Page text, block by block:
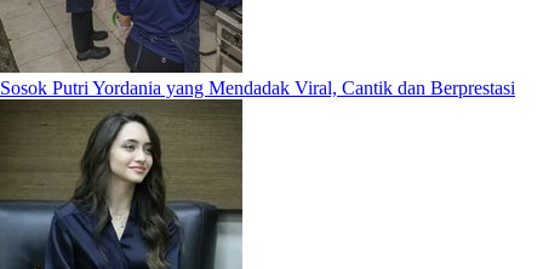
Sosok Putri Yordania yang Mendadak Viral, Cantik dan Berprestasi